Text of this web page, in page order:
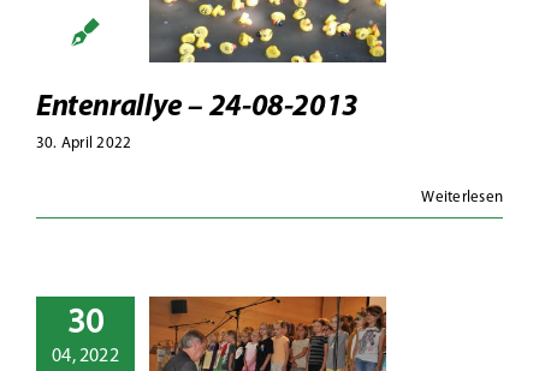
2013
Fotoalben
Entenrallye – 24-08-2013
30. April 2022
Weiterlesen
30
04, 2022